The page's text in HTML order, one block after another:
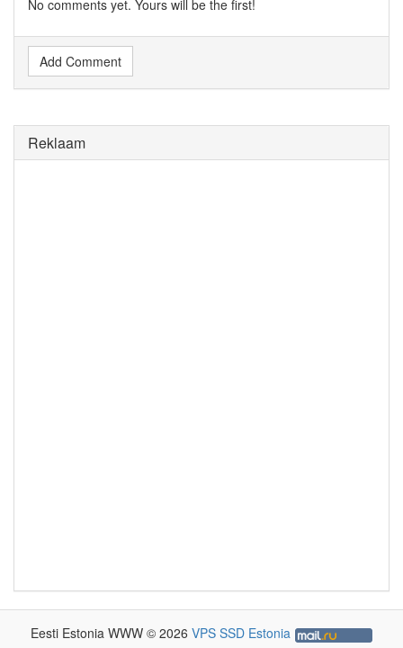
No comments yet. Yours will be the first!
Add Comment
Reklaam
Eesti Estonia WWW © 2026 VPS SSD Estonia